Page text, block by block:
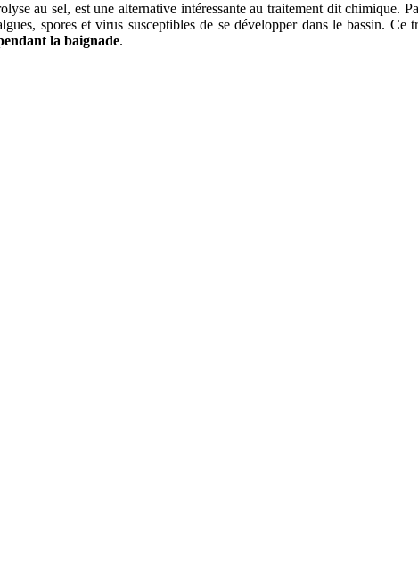
au sel, est une alternative intéressante au traitement dit chimique.
spores et virus susceptibles de se développer dans le bassin. Ce
la baignade.